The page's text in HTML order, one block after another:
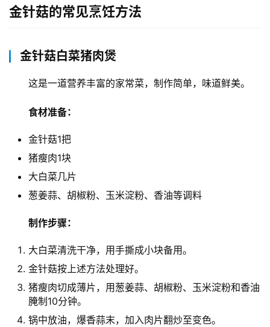
金针菇的常见烹饪方法
金针菇白菜猪肉煲
这是一道营养丰富的家常菜，制作简单，味道鲜美。
食材准备：
金针菇1把
猪瘦肉1块
大白菜几片
葱姜蒜、胡椒粉、玉米淀粉、香油等调料
制作步骤：
大白菜清洗干净，用手撕成小块备用。
金针菇按上述方法处理好。
猪瘦肉切成薄片，用葱姜蒜、胡椒粉、玉米淀粉和香油
腌制10分钟。
锅中放油，爆香蒜末，加入肉片翻炒至变色。